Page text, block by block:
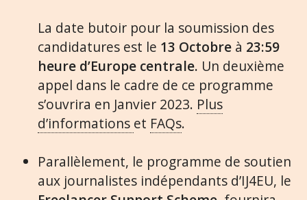
La date butoir pour la soumission des
candidatures est le 13 Octobre à 23:59
heure d’Europe centrale. Un deuxième
appel dans le cadre de ce programme
s’ouvrira en Janvier 2023. Plus
d’informations et FAQs.
Parallèlement, le programme de soutien
aux journalistes indépendants d’IJ4EU, le